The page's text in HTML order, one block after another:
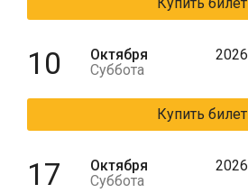
10
Октября
Суббота
2026
Купить билет
17
Октября
Суббота
2026